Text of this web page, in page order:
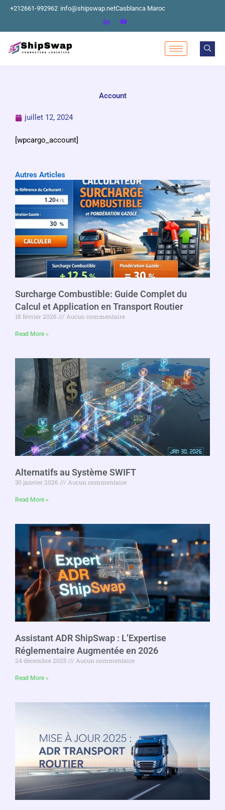
Aller
contenu
+212661-992962 info@shipswap.netCasblanca Maroc
Account
juillet 12, 2024
[wpcargo_account]
Autres Articles
Surcharge Combustible: Guide Complet du
Calcul et Application en Transport Routier
18 février 2026 Aucun commentaire
Read More »
Alternatifs au Système SWIFT
30 janvier 2026 Aucun commentaire
Read More »
Assistant ADR ShipSwap : L’Expertise
Réglementaire Augmentée en 2026
24 décembre 2025 Aucun commentaire
Read More »